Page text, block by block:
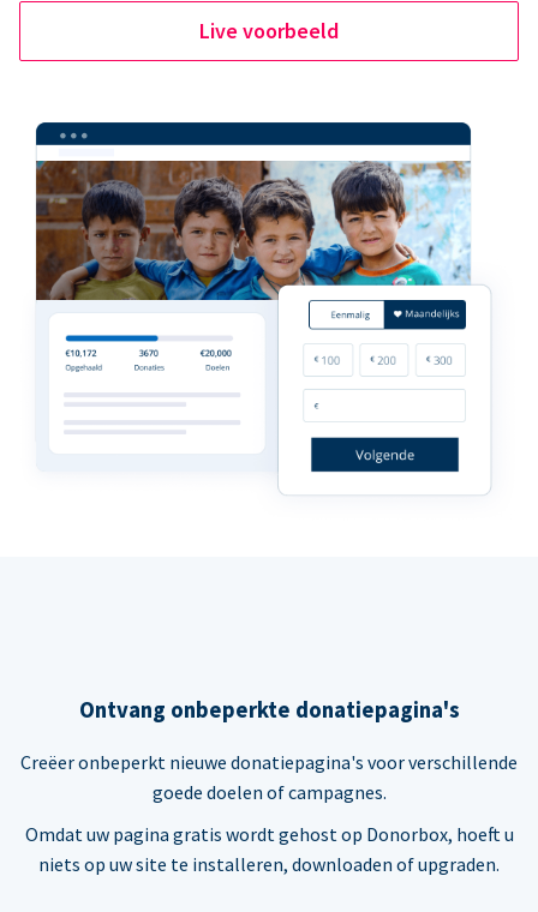
Live voorbeeld
Ontvang onbeperkte donatiepagina's
Creëer onbeperkt nieuwe donatiepagina's voor verschillende
goede doelen of campagnes.
Omdat uw pagina gratis wordt gehost op Donorbox, hoeft u
niets op uw site te installeren, downloaden of upgraden.